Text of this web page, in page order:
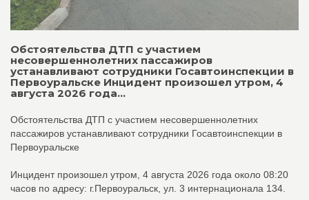
Обстоятельства ДТП с участием
несовершеннолетних пассажиров
устанавливают сотрудники Госавтоинспекции в
Первоуральске Инцидент произошел утром, 4
августа 2026 года...
Обстоятельства ДТП с участием несовершеннолетних
пассажиров устанавливают сотрудники Госавтоинспекции в
Первоуральске
Инцидент произошел утром, 4 августа 2026 года около 08:20
часов по адресу: г.Первоуральск, ул. 3 интернационала 134.